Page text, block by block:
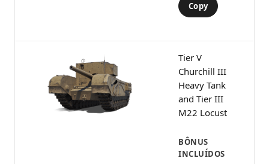
Copy
Tier V
Churchill III
Heavy Tank
and Tier III
M22 Locust
BÔNUS
INCLUÍDOS